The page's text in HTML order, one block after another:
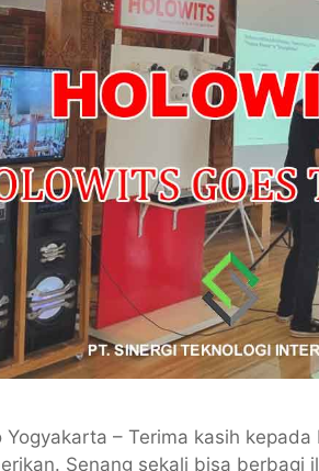
Yogyakarta – Terima kasih
Senang sekali bisa berbagi